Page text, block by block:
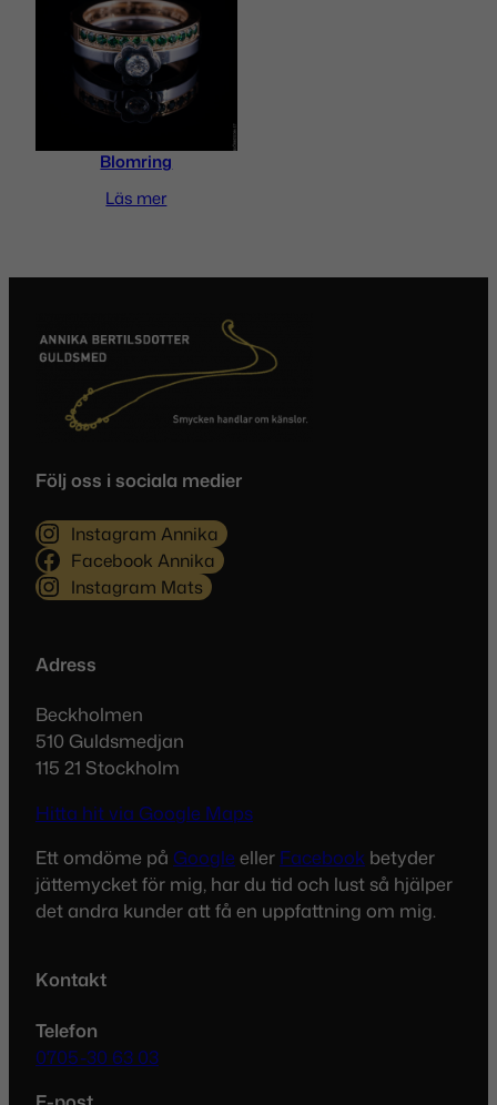
Denna webbplats använder Akismet för att
Lär dig om hur din
kommentarsdata bearbetas
Blomring
Läs mer
Följ oss i sociala medier
Instagram Annika
Facebook Annika
Instagram Mats
Adress
Beckholmen
510 Guldsmedjan
115 21 Stockholm
Hitta hit via Google Maps
Ett omdöme på Google eller Facebook betyder
jättemycket för mig, har du tid och lust så hjälper
det andra kunder att få en uppfattning om mig.
Kontakt
Telefon
0705-30 63 03